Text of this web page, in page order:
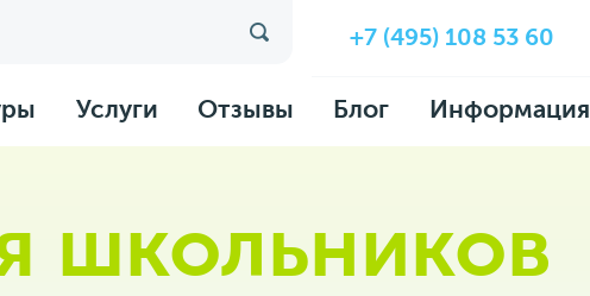
+7 (495) 108 53 60
Услуги Отзывы Блог Информация
школьников